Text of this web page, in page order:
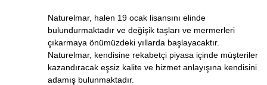
Naturelmar, halen 19 ocak lisansını elinde
bulundurmaktadır ve değişik taşları ve mermerleri
çıkarmaya önümüzdeki yıllarda başlayacaktır.
Naturelmar, kendisine rekabetçi piyasa içinde müşteriler
kazandıracak eşsiz kalite ve hizmet anlayışına kendisini
adamış bulunmaktadır.